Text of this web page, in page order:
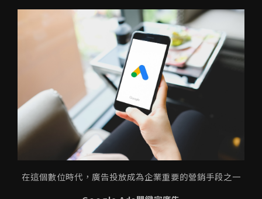
在這個數位時代，廣告投放成為企業重要的營銷手段之一